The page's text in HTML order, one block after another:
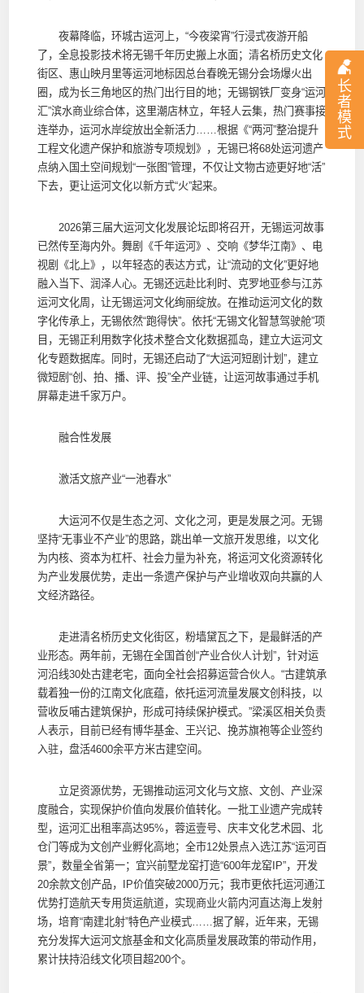
长
者
模
式
夜幕降临，环城古运河上，“今夜梁宵”行浸式夜游开船
了，全息投影技术将无锡千年历史搬上水面；清名桥历史文化
街区、惠山映月里等运河地标因总台春晚无锡分会场爆火出
圈，成为长三角地区的热门出行目的地；无锡钢铁厂变身“运河
汇”滨水商业综合体，这里潮店林立，年轻人云集，热门赛事接
连举办，运河水岸绽放出全新活力……根据《“两河”整治提升
工程文化遗产保护和旅游专项规划》，无锡已将68处运河遗产
点纳入国土空间规划“一张图”管理，不仅让文物古迹更好地“活”
下去，更让运河文化以新方式“火”起来。‌
2026第三届大运河文化发展论坛即将召开，无锡运河故事
已然传至海内外。舞剧《千年运河》、交响《梦华江南》、电
视剧《北上》，以年轻态的表达方式，让“流动的文化”更好地
融入当下、润泽人心。无锡还远赴比利时、克罗地亚参与江苏
运河文化周，让无锡运河文化绚丽绽放。在推动运河文化的数
字化传承上，无锡依然“跑得快”。依托“无锡文化智慧驾驶舱”项
目，无锡正利用数字化技术整合文化数据孤岛，建立大运河文
化专题数据库。同时，无锡还启动了“大运河短剧计划”，建立
微短剧“创、拍、播、评、投”全产业链，让运河故事通过手机
屏幕走进千家万户。
融合性发展
激活文旅产业“一池春水”
大运河不仅是生态之河、文化之河，更是发展之河。无锡
坚持“无事业不产业”的思路，跳出单一文旅开发思维，以文化
为内核、资本为杠杆、社会力量为补充，将运河文化资源转化
为产业发展优势，走出一条遗产保护与产业增收双向共赢的人
文经济路径。
走进清名桥历史文化街区，粉墙黛瓦之下，是最鲜活的产
业形态。两年前，无锡在全国首创“产业合伙人计划”，针对运
河沿线30处古建老宅，面向全社会招募运营合伙人。“古建筑承
载着独一份的江南文化底蕴，依托运河流量发展文创科技，以
营收反哺古建筑保护，形成可持续保护模式。”梁溪区相关负责
人表示，目前已经有博华基金、王兴记、挽苏旗袍等企业签约
入驻，盘活4600余平方米古建空间。
立足资源优势，无锡推动运河文化与文旅、文创、产业深
度融合，实现保护价值向发展价值转化。一批工业遗产完成转
型，运河汇出租率高达95%，蓉运壹号、庆丰文化艺术园、北
仓门等成为文创产业孵化高地；全市12处景点入选江苏“运河百
景”，数量全省第一；宜兴前墅龙窑打造“600年龙窑IP”，开发
20余款文创产品，IP价值突破2000万元；我市更依托运河通江
优势打造航天专用货运航道，实现商业火箭内河直达海上发射
场，培育“南建北射”特色产业模式……据了解，近年来，无锡
充分发挥大运河文旅基金和文化高质量发展政策的带动作用，
累计扶持沿线文化项目超200个。